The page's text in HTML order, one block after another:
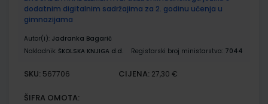
dodatnim digitalnim sadržajima za 2. godinu učenja u
gimnazijama
Autor(i): Jadranka Bagarić
Nakladnik: ŠKOLSKA KNJIGA d.d. Registarski broj ministarstva: 7044
SKU: 567706 CIJENA: 27,30 €
ŠIFRA OMOTA: